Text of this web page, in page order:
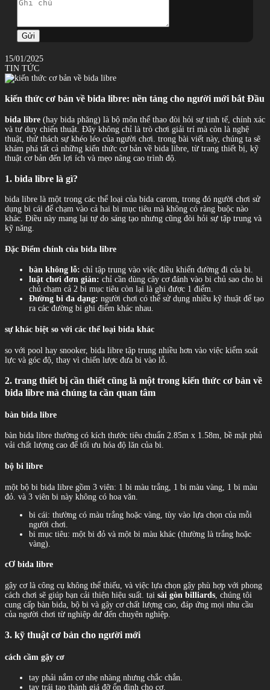
Gửi
15/01/2025
TIN TỨC
kiến thức cơ bản về bida libre: nền tảng cho người mới bắt Đầu
bida libre (hay bida phăng) là bộ môn thể thao đòi hỏi sự tinh tế, chính xác
và tư duy chiến thuật. Đây không chỉ là trò chơi giải trí mà còn là nghệ
thuật, thử thách sự khéo léo của người chơi. trong bài viết này, chúng ta sẽ
khám phá tất cả những kiến thức cơ bản về bida libre, từ trang thiết bị, kỹ
thuật cơ bản đến lợi ích và mẹo nâng cao trình độ.
1. bida libre là gì?
bida libre là một trong các thể loại của bida carom, trong đó người chơi sử
dụng bi cái để chạm vào cả hai bi mục tiêu mà không có ràng buộc nào
khác. Điều này mang lại tự do sáng tạo nhưng cũng đòi hỏi sự tập trung và
kỹ năng.
Đặc Điểm chính của bida libre
bàn không lỗ: chỉ tập trung vào việc điều khiển đường đi của bi.
luật chơi đơn giản: chỉ cần dùng cây cơ đánh vào bi chủ sao cho bi
chủ chạm cả 2 bi mục tiêu còn lại là ghi được 1 điểm.
Đường bi đa dạng: người chơi có thể sử dụng nhiều kỹ thuật để tạo
ra các đường bi ghi điểm khác nhau.
sự khác biệt so với các thể loại bida khác
so với pool hay snooker, bida libre tập trung nhiều hơn vào việc kiểm soát
lực và góc độ, thay vì chiến lược đưa bi vào lỗ.
2. trang thiết bị cần thiết cũng là một trong kiến thức cơ bản về
bida libre mà chúng ta cần quan tâm
bàn bida libre
bàn bida libre thường có kích thước tiêu chuẩn 2.85m x 1.58m, bề mặt phủ
vải chất lượng cao để tối ưu hóa độ lăn của bi.
bộ bi libre
một bộ bi bida libre gồm 3 viên: 1 bi màu trắng, 1 bi màu vàng, 1 bi màu
đỏ. và 3 viên bi này không có hoa văn.
bi cái: thường có màu trắng hoặc vàng, tùy vào lựa chọn của mỗi
người chơi.
bi mục tiêu: một bi đỏ và một bi màu khác (thường là trắng hoặc
vàng).
cƠ bida libre
gậy cơ là công cụ không thể thiếu, và việc lựa chọn gậy phù hợp với phong
cách chơi sẽ giúp bạn cải thiện hiệu suất. tại sài gòn billiards , chúng tôi
cung cấp bàn bida, bộ bi và gậy cơ chất lượng cao, đáp ứng mọi nhu cầu
của người chơi từ nghiệp dư đến chuyên nghiệp.
3. kỹ thuật cơ bản cho người mới
cách cầm gậy cơ
tay phải nắm cơ nhẹ nhàng nhưng chắc chắn.
tay trái tạo thành giá đỡ ổn định cho cơ.